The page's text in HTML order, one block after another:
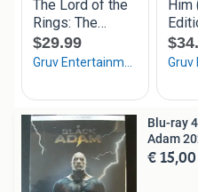
Blu-ray
Adam
€ 15,00